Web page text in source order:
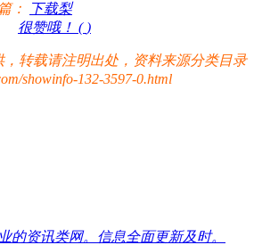
：
下载梨
很赞哦！ ( )
转载请注明出处，资料来源分类目录
showinfo-132-3597-0.html
的资讯类网。信息全面更新及时。